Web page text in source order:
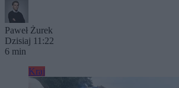
Paweł Żurek
Dzisiaj 11:22
6 min
Kraj